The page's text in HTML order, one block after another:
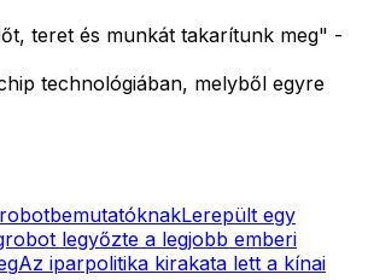
teret és munkát takarítunk meg" -
technológiában, melyből egyre
Lerepült egy
legyőzte a legjobb emberi
Az iparpolitika kirakata lett a kínai